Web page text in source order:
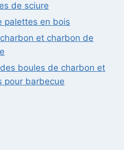
de sciure
palettes en bois
et charbon de
boules de charbon et
pour barbecue